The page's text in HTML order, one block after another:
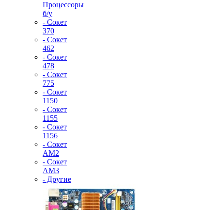
Процессоры
б/у
- Сокет
370
- Сокет
462
- Сокет
478
- Сокет
775
- Сокет
1150
- Сокет
1155
- Сокет
1156
- Сокет
AM2
- Сокет
AM3
- Другие